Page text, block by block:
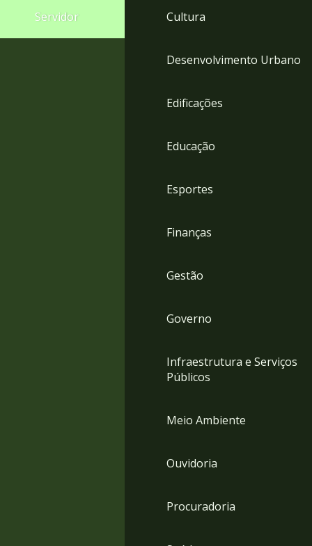
Servidor Cultura
Desenvolvimento Urbano
Edificações
Educação
Esportes
Finanças
Gestão
Governo
Infraestrutura e Serviços
Públicos
Meio Ambiente
Ouvidoria
Procuradoria